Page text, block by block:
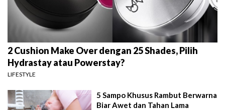
2 Cushion Make Over dengan 25 Shades, Pilih
Hydrastay atau Powerstay?
LIFESTYLE
5 Sampo Khusus Rambut Berwarna
Biar Awet dan Tahan Lama